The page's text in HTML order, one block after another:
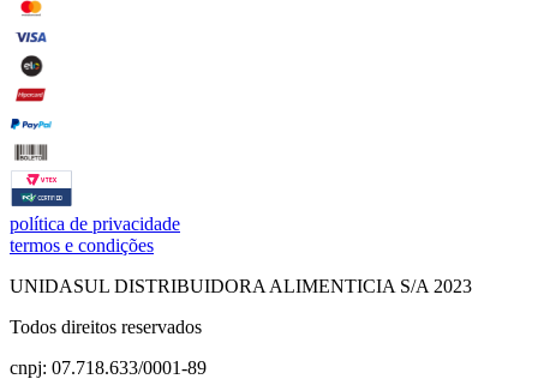
política de privacidade
termos e condições
UNIDASUL DISTRIBUIDORA ALIMENTICIA S/A 2023
Todos direitos reservados
cnpj: 07.718.633/0001-89